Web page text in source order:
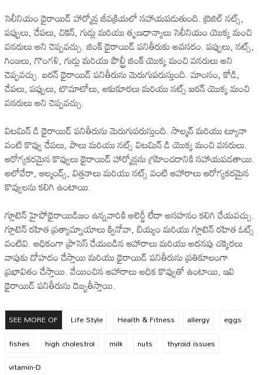
సెలీనియం థైరాయిడ్ హార్మోన్ల జీవక్రియలో సహాయపడుతుంది. బ్రెజిల్ నట్స్,
పప్పులు, చేపలు, చికెన్, గుడ్లు మరియు తృణధాన్యాలు సెలీనియం యొక్క మంచి
వనరులు అని చెప్పవచ్చు. జింక్ థైరాయిడ్ పనితీరుకు అవసరం. పప్పులు, నట్స్,
గింజలు, గొంగళి, గుడ్లు మరియు పౌల్ట్రీ జింక్ యొక్క మంచి వనరులు అని
చెప్పవచ్చు. ఐరన్ థైరాయిడ్ పనితీరును మెరుగుపరుస్తుంది. మాంసం, కోడి,
చేపలు, పప్పులు, టొమాటోలు, ఆకుకూరలు మరియు నట్స్ ఐరన్ యొక్క మంచి
వనరులు అని చెప్పవచ్చు.
విటమిన్ డి థైరాయిడ్ పనితీరును మెరుగుపరుస్తుంది. సాల్మన్ మరియు ట్యూనా
వంటి కొవ్వు చేపలు, పాలు మరియు నట్స్ విటమిన్ డి యొక్క మంచి వనరులు.
ఆరోగ్యకరమైన కొవ్వులు థైరాయిడ్ హార్మోన్లను గ్రహించడానికి సహాయపడతాయి.
అలోవేరా, ఆల్మండ్స్, విత్తనాలు మరియు నట్స్ వంటి ఆహారాలు ఆరోగ్యకరమైన
కొవ్వులను కలిగి ఉంటాయి.
గ్లూటెన్ హైపోథైరాయిడిజం ఉన్నవారికి అలెర్జీ లేదా అసహనం కలిగి చేయవచ్చు.
గ్లూటెన్ రహిత ప్రత్యామ్నాయాలు క్వినోవా, బియ్యం మరియు గ్లూటెన్ రహిత ఓట్స్
వంటివి. అధికంగా ప్రాసెస్ చేయబడిన ఆహారాలు మరియు అదనపు చక్కెరలు
వాపుకు దోహదం చేస్తాయి మరియు థైరాయిడ్ పనితీరును ప్రతికూలంగా
ప్రభావితం చేస్తాయి. వేయించిన ఆహారాలు అధిక కొవ్వుతో ఉంటాయి, ఇవి
థైరాయిడ్ పనితీరును దెబ్బతీస్తాయి.
SEE MORE OF Life Style Health & Fitness allergy
eggs
fishes
high cholestrol milk nuts
thyroid issues
vitamin-D